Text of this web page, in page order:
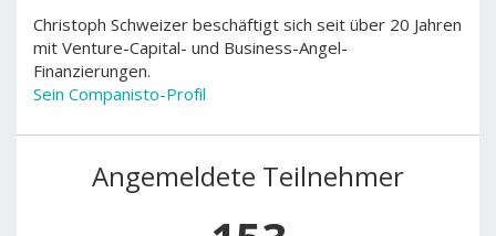
Christoph Schweizer beschäftigt sich seit über 20 Jahren
mit Venture-Capital- und Business-Angel-
Finanzierungen.
Sein Companisto-Profil
Angemeldete Teilnehmer